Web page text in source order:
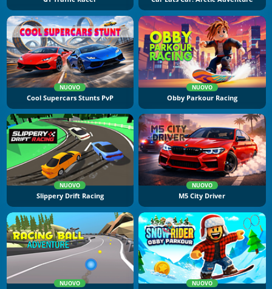
NUOVO
Cool Supercars Stunts PvP
NUOVO
Obby Parkour Racing
NUOVO
Slippery Drift Racing
NUOVO
M5 City Driver
NUOVO NUOVO